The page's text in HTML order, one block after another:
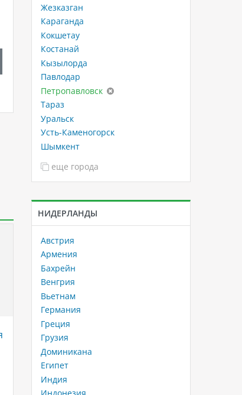
Отели в Хургаде с сетками от
акул: безопасность и комфорт
вашего отдыха
Хургада, расположенная на берегу
Красного моря в Египте, является
Жезказган
Караганда
Кокшетау
Костанай
Кызылорда
Павлодар
Петропавловск
Тараз
Уральск
Усть-Каменогорск
Шымкент
еще города
НИДЕРЛАНДЫ
Австрия
Армения
Бахрейн
Венгрия
Вьетнам
Германия
Греция
Грузия
Доминикана
Египет
Индия